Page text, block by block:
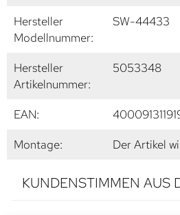
Hersteller
Modellnummer:
SW-44433
Hersteller
Artikelnummer:
5053348
EAN:
Montage:
Der Artikel
KUNDENSTIMMEN AUS